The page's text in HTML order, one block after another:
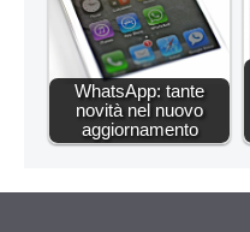
WhatsApp: tante
novità nel nuovo
aggiornamento